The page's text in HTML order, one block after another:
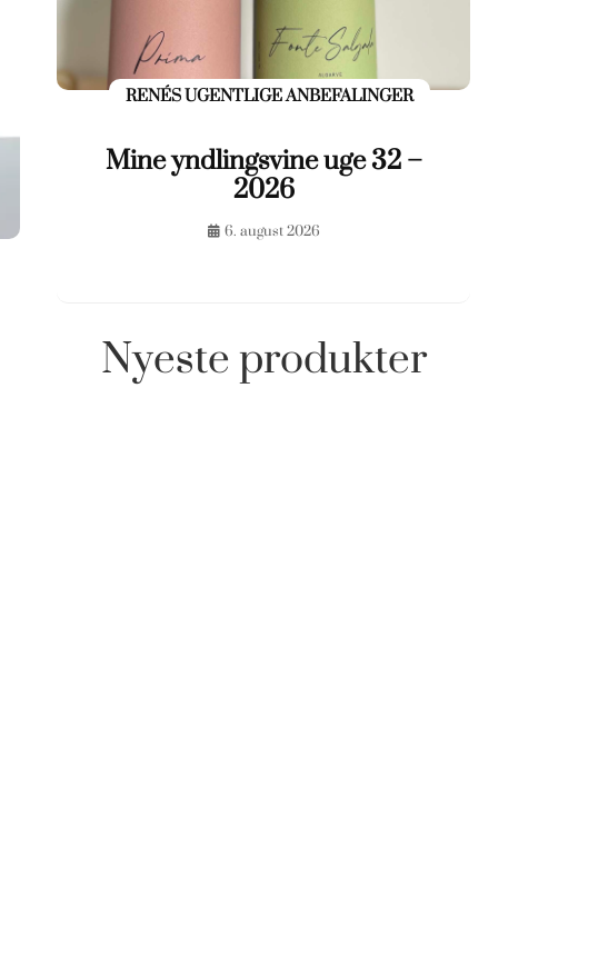
RENÉS UGENTLIGE ANBEFALINGER
Mine yndlingsvine uge 32 –
2026
6. august 2026
Nyeste produkter